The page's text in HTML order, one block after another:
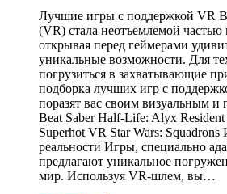
Лучшие игры с поддержкой VR
(VR) стала неотъемлемой
открывая перед геймерами
уникальные возможности. Для
погрузиться в захватывающие
подборка лучших игр с
поразят вас своим визуальным
Beat Saber Half-Life: Alyx
Superhot VR Star Wars:
реальности Игры, специально
предлагают уникальное
мир. Используя VR-шлем, вы…